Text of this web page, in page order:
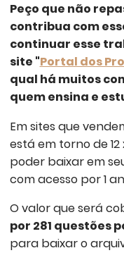
Peço que não
contribua com
continuar esse
site "Portal dos
qual há muitos
quem ensina e
Em sites que
está em torno de 12
poder baixar em
com acesso por 1
O valor que será
por 281 questões
para baixar o